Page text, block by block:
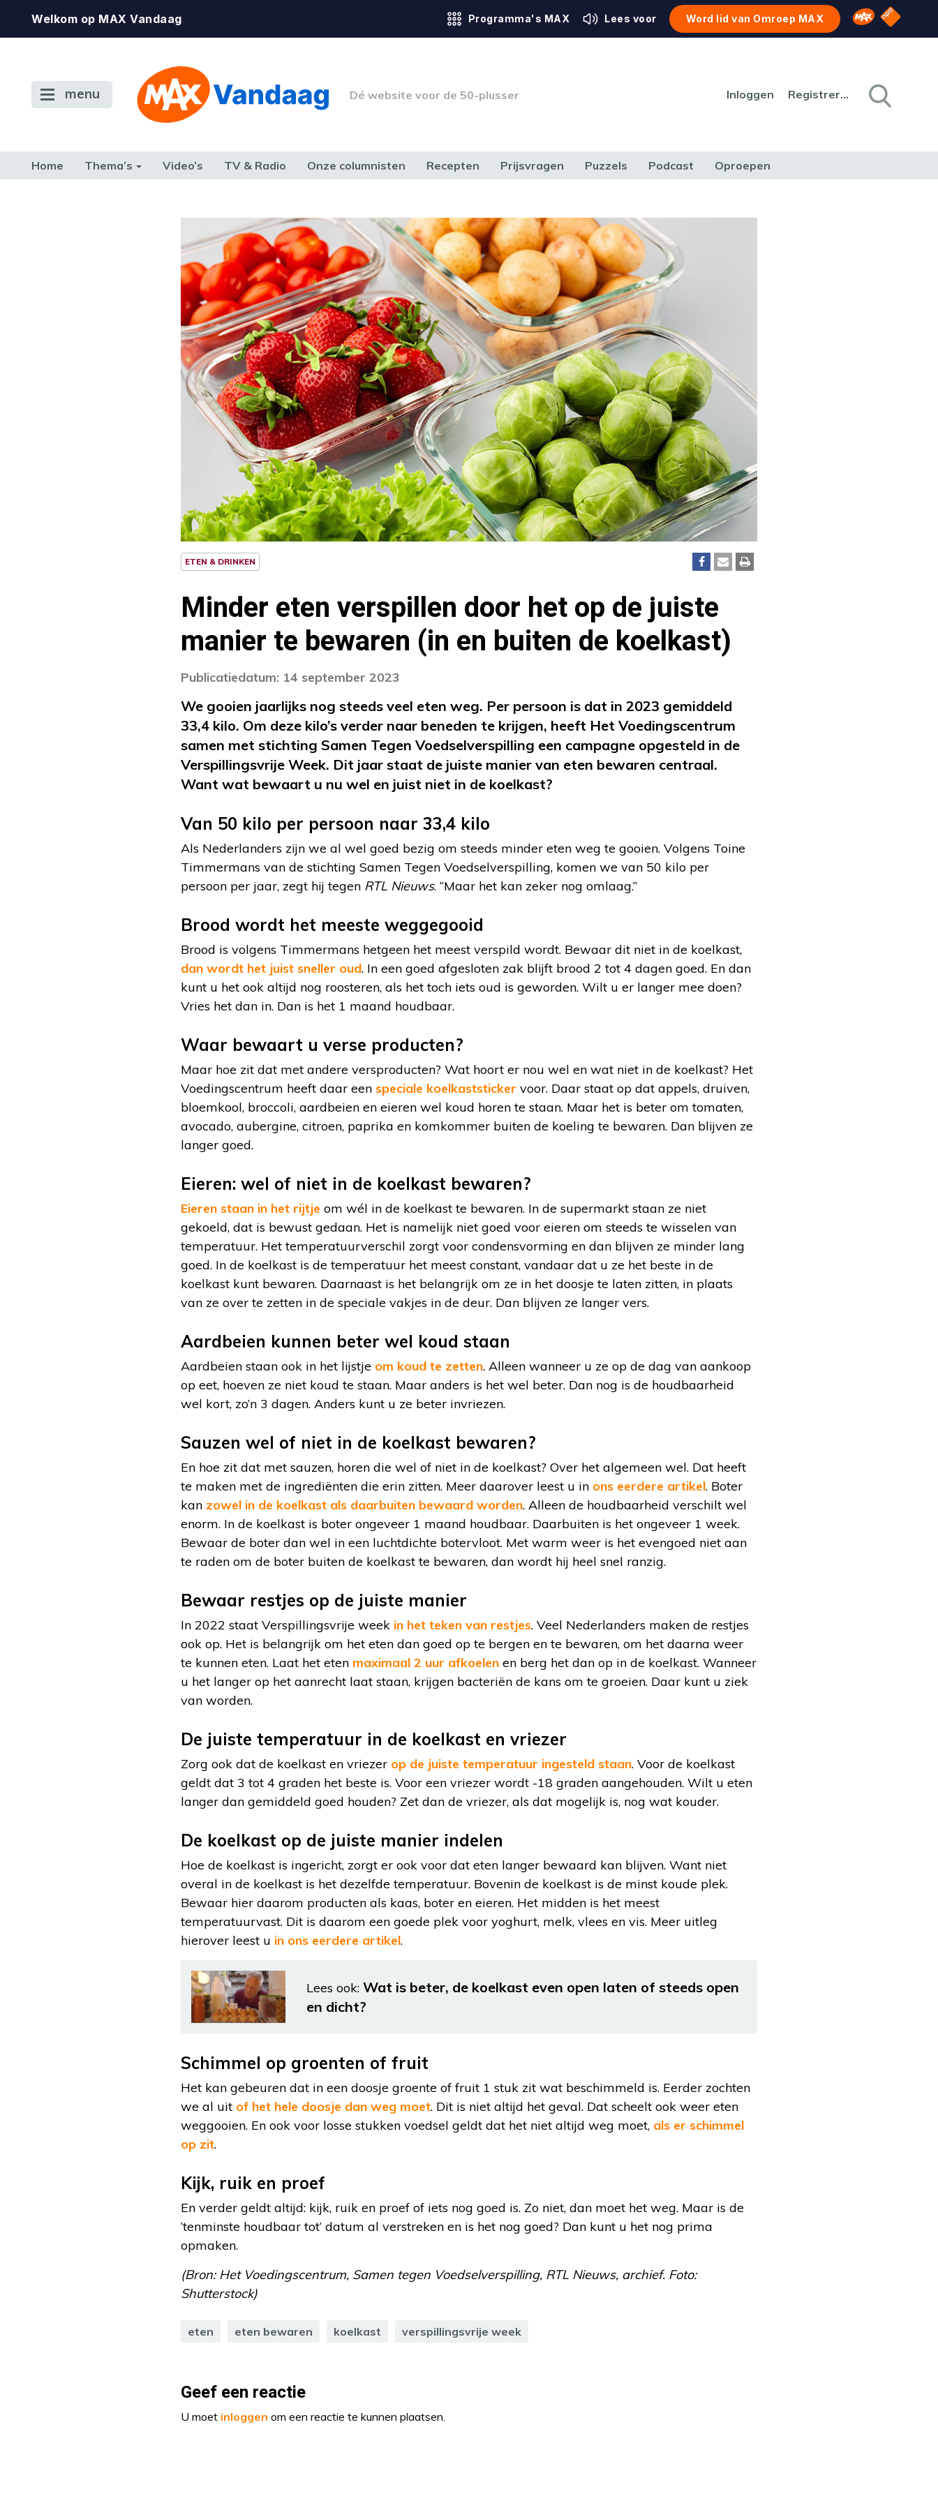
Welkom op MAX Vandaag Programma's MAX Lees voor Word lid van Omroep MAX Omroep MAX
NPO
menu Dé website voor de 50-plusser Inloggen Registreren
Home Thema’s Video’s TV & Radio Onze columnisten Recepten Prijsvragen Puzzels Podcast Oproepen
ETEN & DRINKEN
Minder eten verspillen door het op de juiste
manier te bewaren (in en buiten de koelkast)
Publicatiedatum: 14 september 2023
We gooien jaarlijks nog steeds veel eten weg. Per persoon is dat in 2023 gemiddeld
33,4 kilo. Om deze kilo’s verder naar beneden te krijgen, heeft Het Voedingscentrum
samen met stichting Samen Tegen Voedselverspilling een campagne opgesteld in de
Verspillingsvrije Week. Dit jaar staat de juiste manier van eten bewaren centraal.
Want wat bewaart u nu wel en juist niet in de koelkast?
Van 50 kilo per persoon naar 33,4 kilo
Als Nederlanders zijn we al wel goed bezig om steeds minder eten weg te gooien. Volgens Toine
Timmermans van de stichting Samen Tegen Voedselverspilling, komen we van 50 kilo per
persoon per jaar, zegt hij tegen RTL Nieuws. “Maar het kan zeker nog omlaag.”
Brood wordt het meeste weggegooid
Brood is volgens Timmermans hetgeen het meest verspild wordt. Bewaar dit niet in de koelkast,
dan wordt het juist sneller oud. In een goed afgesloten zak blijft brood 2 tot 4 dagen goed. En dan
kunt u het ook altijd nog roosteren, als het toch iets oud is geworden. Wilt u er langer mee doen?
Vries het dan in. Dan is het 1 maand houdbaar.
Waar bewaart u verse producten?
Maar hoe zit dat met andere versproducten? Wat hoort er nou wel en wat niet in de koelkast? Het
Voedingscentrum heeft daar een speciale koelkaststicker voor. Daar staat op dat appels, druiven,
bloemkool, broccoli, aardbeien en eieren wel koud horen te staan. Maar het is beter om tomaten,
avocado, aubergine, citroen, paprika en komkommer buiten de koeling te bewaren. Dan blijven ze
langer goed.
Eieren: wel of niet in de koelkast bewaren?
Eieren staan in het rijtje om wél in de koelkast te bewaren. In de supermarkt staan ze niet
gekoeld, dat is bewust gedaan. Het is namelijk niet goed voor eieren om steeds te wisselen van
temperatuur. Het temperatuurverschil zorgt voor condensvorming en dan blijven ze minder lang
goed. In de koelkast is de temperatuur het meest constant, vandaar dat u ze het beste in de
koelkast kunt bewaren. Daarnaast is het belangrijk om ze in het doosje te laten zitten, in plaats
van ze over te zetten in de speciale vakjes in de deur. Dan blijven ze langer vers.
Aardbeien kunnen beter wel koud staan
Aardbeien staan ook in het lijstje om koud te zetten. Alleen wanneer u ze op de dag van aankoop
op eet, hoeven ze niet koud te staan. Maar anders is het wel beter. Dan nog is de houdbaarheid
wel kort, zo’n 3 dagen. Anders kunt u ze beter invriezen.
Sauzen wel of niet in de koelkast bewaren?
En hoe zit dat met sauzen, horen die wel of niet in de koelkast? Over het algemeen wel. Dat heeft
te maken met de ingrediënten die erin zitten. Meer daarover leest u in ons eerdere artikel. Boter
kan zowel in de koelkast als daarbuiten bewaard worden. Alleen de houdbaarheid verschilt wel
enorm. In de koelkast is boter ongeveer 1 maand houdbaar. Daarbuiten is het ongeveer 1 week.
Bewaar de boter dan wel in een luchtdichte botervloot. Met warm weer is het evengoed niet aan
te raden om de boter buiten de koelkast te bewaren, dan wordt hij heel snel ranzig.
Bewaar restjes op de juiste manier
In 2022 staat Verspillingsvrije week in het teken van restjes. Veel Nederlanders maken de restjes
ook op. Het is belangrijk om het eten dan goed op te bergen en te bewaren, om het daarna weer
te kunnen eten. Laat het eten maximaal 2 uur afkoelen en berg het dan op in de koelkast. Wanneer
u het langer op het aanrecht laat staan, krijgen bacteriën de kans om te groeien. Daar kunt u ziek
van worden.
De juiste temperatuur in de koelkast en vriezer
Zorg ook dat de koelkast en vriezer op de juiste temperatuur ingesteld staan. Voor de koelkast
geldt dat 3 tot 4 graden het beste is. Voor een vriezer wordt -18 graden aangehouden. Wilt u eten
langer dan gemiddeld goed houden? Zet dan de vriezer, als dat mogelijk is, nog wat kouder.
De koelkast op de juiste manier indelen
Hoe de koelkast is ingericht, zorgt er ook voor dat eten langer bewaard kan blijven. Want niet
overal in de koelkast is het dezelfde temperatuur. Bovenin de koelkast is de minst koude plek.
Bewaar hier daarom producten als kaas, boter en eieren. Het midden is het meest
temperatuurvast. Dit is daarom een goede plek voor yoghurt, melk, vlees en vis. Meer uitleg
hierover leest u in ons eerdere artikel.
Lees ook: Wat is beter, de koelkast even open laten of steeds open
en dicht?
Schimmel op groenten of fruit
Het kan gebeuren dat in een doosje groente of fruit 1 stuk zit wat beschimmeld is. Eerder zochten
we al uit of het hele doosje dan weg moet. Dit is niet altijd het geval. Dat scheelt ook weer eten
weggooien. En ook voor losse stukken voedsel geldt dat het niet altijd weg moet, als er schimmel
op zit.
Kijk, ruik en proef
En verder geldt altijd: kijk, ruik en proef of iets nog goed is. Zo niet, dan moet het weg. Maar is de
‘tenminste houdbaar tot’ datum al verstreken en is het nog goed? Dan kunt u het nog prima
opmaken.
(Bron: Het Voedingscentrum, Samen tegen Voedselverspilling, RTL Nieuws, archief. Foto:
Shutterstock)
eten eten bewaren koelkast verspillingsvrije week
Geef een reactie
U moet inloggen om een reactie te kunnen plaatsen.